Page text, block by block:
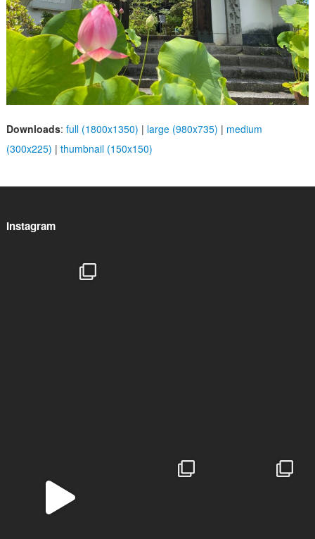
Downloads: full (1800x1350) | large (980x735) | medium
(300x225) | thumbnail (150x150)
Instagram